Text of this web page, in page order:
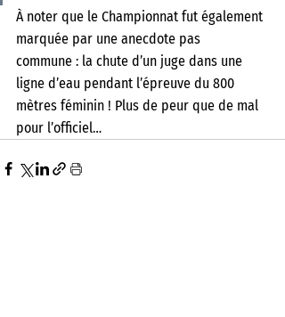
À noter que le Championnat fut également
marquée par une anecdote pas
commune : la chute d’un juge dans une
ligne d’eau pendant l’épreuve du 800
mètres féminin ! Plus de peur que de mal
pour l’officiel…